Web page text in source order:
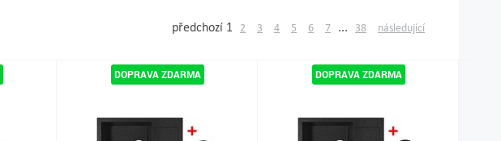
předchozí 1 2 3 4 5 6 7 ... 38 následující